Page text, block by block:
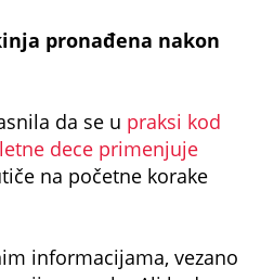
pronađena nakon
da se u praksi kod
dece primenjuje
na početne korake
informacijama, vezano